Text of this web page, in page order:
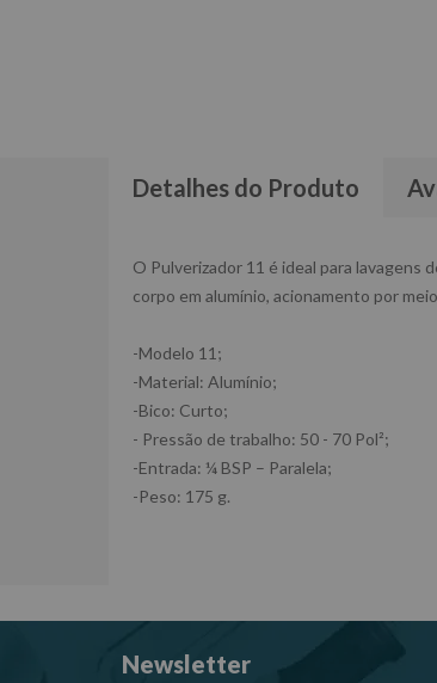
Detalhes do Produto
O Pulverizador 11 é ideal para
corpo em alumínio, acionamento por
-Modelo 11;
-Material: Alumínio;
-Bico: Curto;
- Pressão de trabalho: 50 - 70 Pol²;
-Entrada: ¼ BSP – Paralela;
-Peso: 175 g.
Newsletter